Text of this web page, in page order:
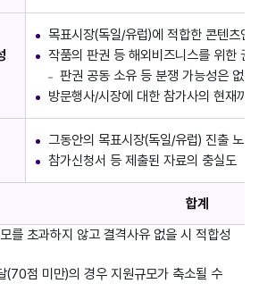
목표시장(독일/유럽)에 적합한 콘텐츠인
작품의 판권 등 해외비즈니스를 위한 권
판권 공동 소유 등 분쟁 가능성은 없는
방문행사/시장에 대한 참가사의 현재까
그동안의 목표시장(독일/유럽) 진출 노력
참가신청서 등 제출된 자료의 충실도
합계
를 초과하지 않고 결격사유 없을 시 적합성
점 미만)의 경우 지원규모가 축소될 수